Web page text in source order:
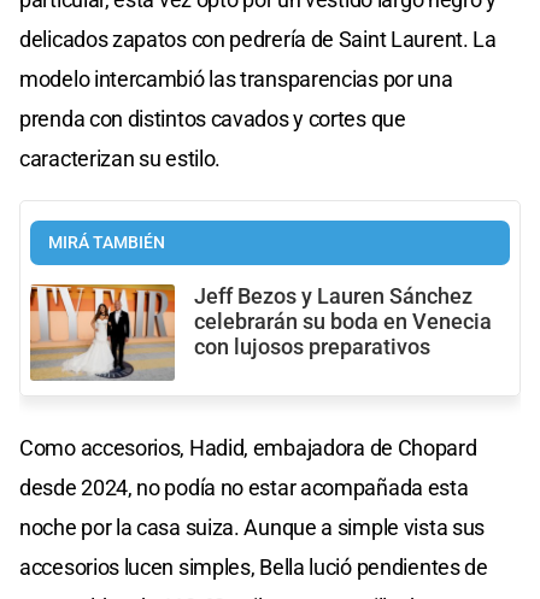
delicados zapatos con pedrería de Saint Laurent. La
modelo intercambió las transparencias por una
prenda con distintos cavados y cortes que
caracterizan su estilo.
MIRÁ TAMBIÉN
Jeff Bezos y Lauren Sánchez
celebrarán su boda en Venecia
con lujosos preparativos
Como accesorios, Hadid, embajadora de Chopard
desde 2024, no podía no estar acompañada esta
noche por la casa suiza. Aunque a simple vista sus
accesorios lucen simples, Bella lució pendientes de